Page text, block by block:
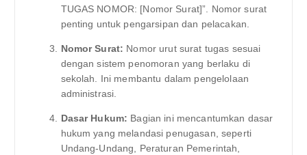
TUGAS NOMOR: [Nomor Surat]”. Nomor surat
penting untuk pengarsipan dan pelacakan.
Nomor Surat: Nomor urut surat tugas sesuai
dengan sistem penomoran yang berlaku di
sekolah. Ini membantu dalam pengelolaan
administrasi.
Dasar Hukum: Bagian ini mencantumkan dasar
hukum yang melandasi penugasan, seperti
Undang-Undang, Peraturan Pemerintah,